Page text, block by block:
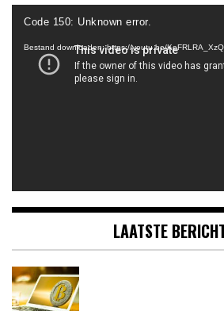
Videospeler
Code 150: Unknown error.
Bestand downloaden: https://youtu.be/
LAATSTE